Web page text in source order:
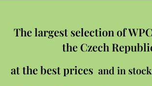
The largest selection of
the Czech
at the best prices and in